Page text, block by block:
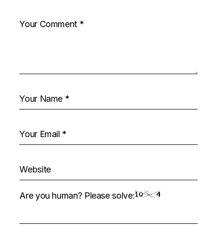
Are you human? Please solve: